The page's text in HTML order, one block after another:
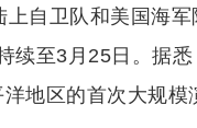
自卫队和美国海
续至3月25日。据
地区的首次大规模